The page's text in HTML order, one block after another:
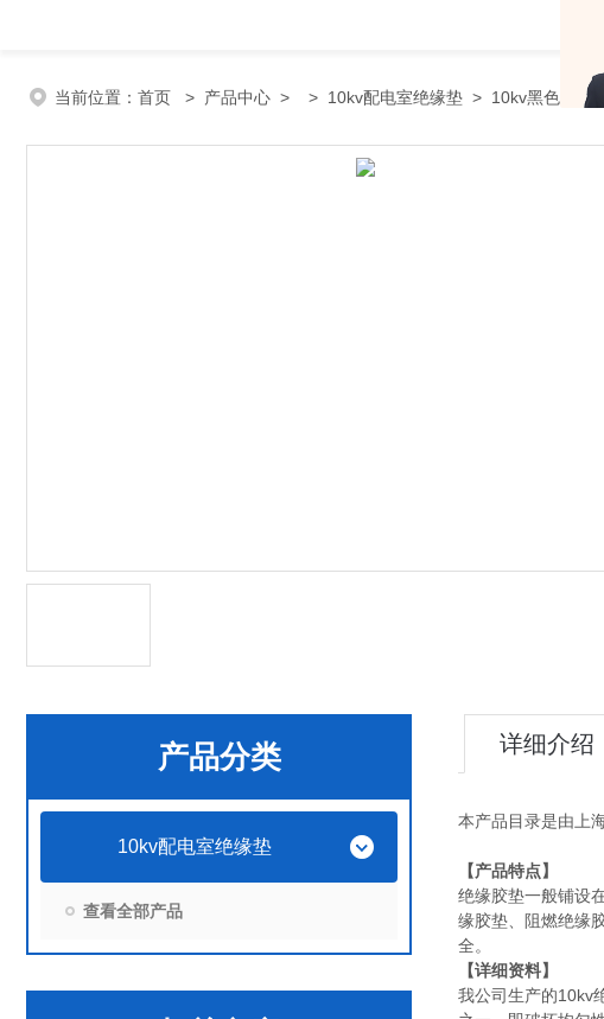
当前位置： 首页 > 产品中心 > > 10kv配电室绝缘垫 > 10kv黑色绝缘
产品分类
10kv配电室绝缘垫
查看全部产品
详细介绍
本产品目录是由上
【产品特点】
绝缘胶垫一般铺设
缘胶垫、阻燃绝缘
全。
【详细资料】
我公司生产的10kv